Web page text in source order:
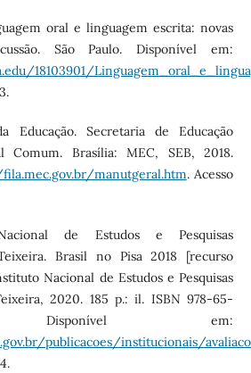
oral e linguagem escrita: novas
São Paulo. Disponível em:
18103901/
Educação. Secretaria de Educação
Comum. Brasília: MEC, SEB, 2018.
manutgeral.htm. Acesso
de Estudos e Pesquisas
Brasil no Pisa 2018 [recurso
Nacional de Estudos e Pesquisas
2020. 185 p.: il. ISBN 978-65-
Disponível em:
publicacoes/institucionais/